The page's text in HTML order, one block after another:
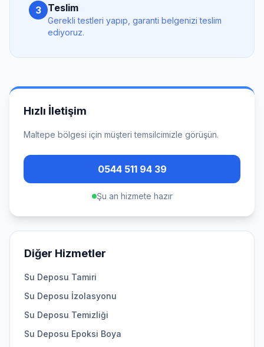
3 Teslim
Gerekli testleri yapıp, garanti belgenizi teslim
ediyoruz.
Hızlı İletişim
Maltepe bölgesi için müşteri temsilcimizle görüşün.
0544 511 94 39
Şu an hizmete hazır
Diğer Hizmetler
Su Deposu Tamiri
Su Deposu İzolasyonu
Su Deposu Temizliği
Su Deposu Epoksi Boya